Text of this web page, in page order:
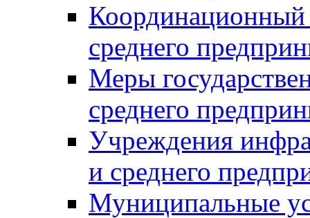
Координационный
среднего
Меры
среднего
Учреждения
и среднего
Муниципальные